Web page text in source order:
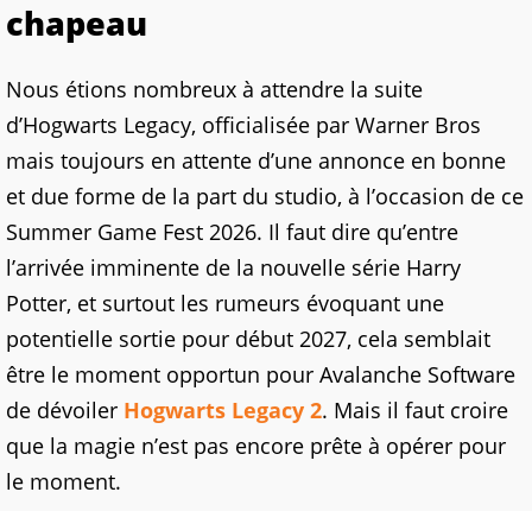
chapeau
Nous étions nombreux à attendre la suite
d’Hogwarts Legacy, officialisée par Warner Bros
mais toujours en attente d’une annonce en bonne
et due forme de la part du studio, à l’occasion de ce
Summer Game Fest 2026. Il faut dire qu’entre
l’arrivée imminente de la nouvelle série Harry
Potter, et surtout les rumeurs évoquant une
potentielle sortie pour début 2027, cela semblait
être le moment opportun pour Avalanche Software
de dévoiler Hogwarts Legacy 2. Mais il faut croire
que la magie n’est pas encore prête à opérer pour
le moment.